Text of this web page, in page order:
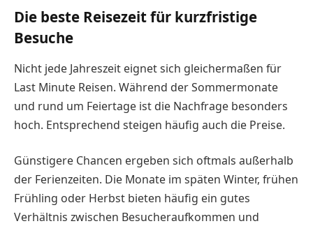
Die beste Reisezeit für kurzfristige
Besuche
Nicht jede Jahreszeit eignet sich gleichermaßen für
Last Minute Reisen. Während der Sommermonate
und rund um Feiertage ist die Nachfrage besonders
hoch. Entsprechend steigen häufig auch die Preise.
Günstigere Chancen ergeben sich oftmals außerhalb
der Ferienzeiten. Die Monate im späten Winter, frühen
Frühling oder Herbst bieten häufig ein gutes
Verhältnis zwischen Besucheraufkommen und